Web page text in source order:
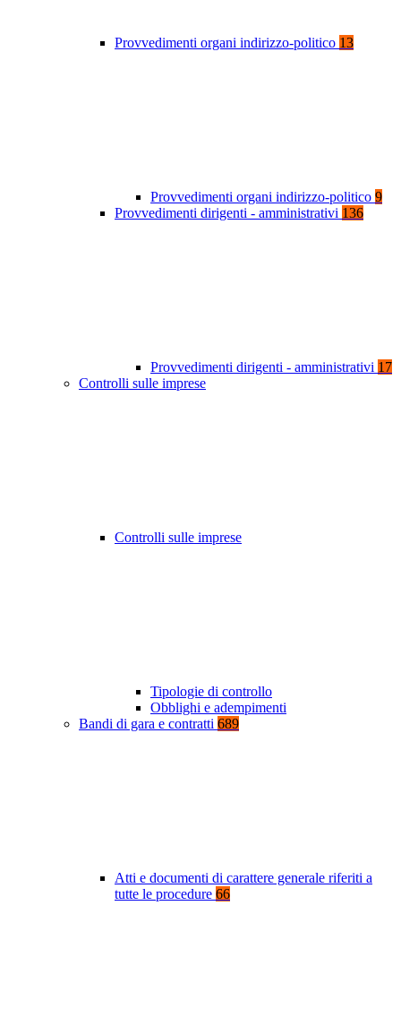
Provvedimenti organi indirizzo-politico 13
Provvedimenti organi indirizzo-politico 9
Provvedimenti dirigenti - amministrativi 136
Provvedimenti dirigenti - amministrativi 17
Controlli sulle imprese
Controlli sulle imprese
Tipologie di controllo
Obblighi e adempimenti
Bandi di gara e contratti 689
Atti e documenti di carattere generale riferiti a
tutte le procedure 66